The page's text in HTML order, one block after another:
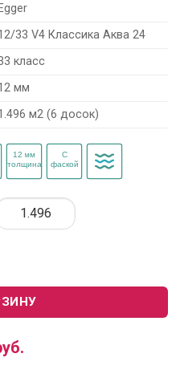
Egger
33 V4 Классика Аква 24
класс
мм
м2 (6 досок)
Egger ПРО 12/33 V4